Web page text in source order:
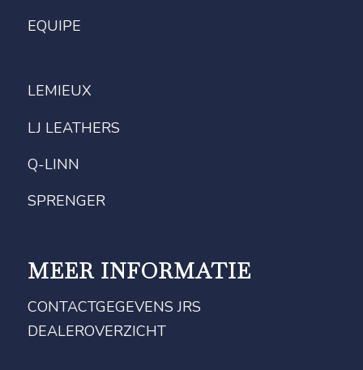
EQUIPE
LEMIEUX
LJ LEATHERS
Q-LINN
SPRENGER
MEER INFORMATIE
CONTACTGEGEVENS JRS
DEALEROVERZICHT